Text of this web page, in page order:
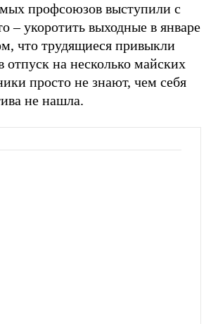
профсоюзов выступили с
– укоротить выходные в январе
что трудящиеся привыкли
на несколько майских
просто не знают, чем себя
не нашла.